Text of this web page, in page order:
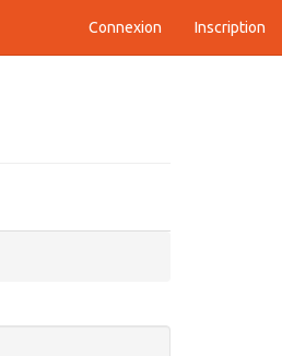
Connexion Inscription